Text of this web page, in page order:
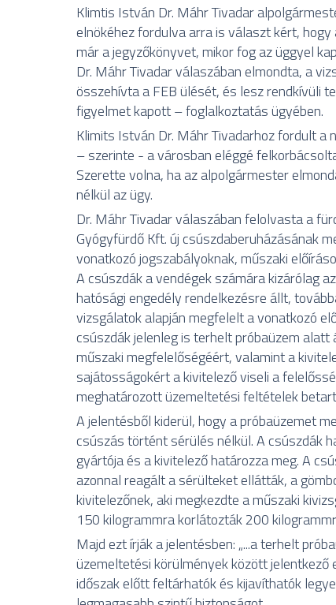
Klimtis István Dr. Máhr Tivadar
elnökéhez fordulva arra is választ kért,
már a jegyzőkönyvet, mikor fog az üggyel
Dr. Máhr Tivadar válaszában elmondta, a
összehívta a FEB ülését, és lesz rendkívüli
figyelmet kapott – foglalkoztatás ügyében.
Klimits István Dr. Máhr Tivadarhoz fordult a
– szerinte - a városban eléggé
Szerette volna, ha az alpolgármester
nélkül az ügy.
Dr. Máhr Tivadar válaszában felolvasta a
Gyógyfürdő Kft. új csúszdaberuházásának
vonatkozó jogszabályoknak, műszaki
A csúszdák a vendégek számára kizárólag
hatósági engedély rendelkezésre állt,
vizsgálatok alapján megfelelt a vonatkozó
csúszdák jelenleg is terhelt próbaüzem
műszaki megfelelőségéért, valamint a
sajátosságokért a kivitelező viseli a
meghatározott üzemeltetési feltételek
A jelentésből kiderül, hogy a próbaüzemet
csúszás történt sérülés nélkül. A csúszdák
gyártója és a kivitelező határozza meg. A
azonnal reagált a sérülteket ellátták, a
kivitelezőnek, aki megkezdte a műszaki
150 kilogrammra korlátozták 200
Majd ezt írják a jelentésben: „...a terhelt
üzemeltetési körülmények között
időszak előtt feltárhatók és kijavíthatók